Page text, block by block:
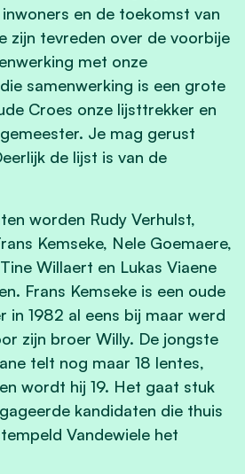
en de toekomst van
zijn tevreden over de voorbije
met onze
samenwerking is een grote
Croes onze lijsttrekker en
Je mag gerust
de lijst is van de
worden Rudy Verhulst,
Kemseke, Nele Goemaere,
Willaert en Lukas Viaene
Frans Kemseke is een oude
in 1982 al eens bij maar werd
zijn broer Willy. De jongste
telt nog maar 18 lentes,
wordt hij 19. Het gaat stuk
kandidaten die thuis
Vandewiele het